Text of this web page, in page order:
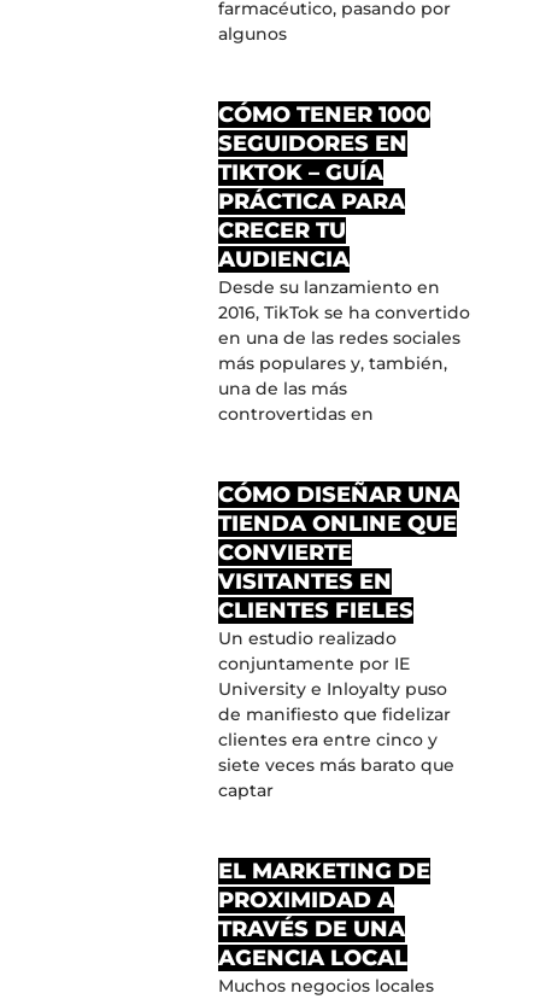
farmacéutico, pasando por
algunos
CÓMO TENER 1000
SEGUIDORES EN
TIKTOK – GUÍA
PRÁCTICA PARA
CRECER TU
AUDIENCIA
Desde su lanzamiento en
2016, TikTok se ha convertido
en una de las redes sociales
más populares y, también,
una de las más
controvertidas en
CÓMO DISEÑAR UNA
TIENDA ONLINE QUE
CONVIERTE
VISITANTES EN
CLIENTES FIELES
Un estudio realizado
conjuntamente por IE
University e Inloyalty puso
de manifiesto que fidelizar
clientes era entre cinco y
siete veces más barato que
captar
EL MARKETING DE
PROXIMIDAD A
TRAVÉS DE UNA
AGENCIA LOCAL
Muchos negocios locales